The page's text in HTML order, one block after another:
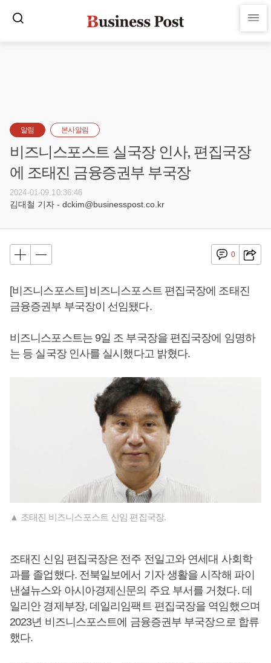
알림 본사알림
비즈니스포스트 실국장 인사, 편집국장
에 조태진 금융증권부 부국장
2024-01-09 10:36:46
김대철 기자 - dckim@businesspost.co.kr
0
[비즈니스포스트] 비즈니스포스트 편집국장에 조태진
금융증권부 부국장이 선임됐다.
비즈니스포스트는 9일 조 부국장을 편집국장에 임명하
는 등 실국장 인사를 실시했다고 밝혔다.
▲ 조태진 비즈니스포스트 신임 편집국장.
조태진 신임 편집국장은 전주 전일고와 연세대 사회학
과를 졸업했다. 전북일보에서 기자 생활을 시작해 파이
낸셜뉴스와 아시아경제신문의 주요 부서를 거쳤다. 데
일리안 경제부장, 데일리임팩트 편집국장을 역임했으며
2023년 비즈니스포스트에 금융증권부 부국장으로 합류
했다.